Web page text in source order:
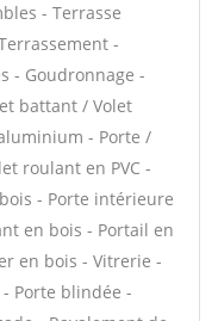
- Terrasse
-
- Goudronnage -
battant / Volet
- Porte /
roulant en PVC -
- Porte intérieure
en bois - Portail en
en bois - Vitrerie -
Porte blindée -